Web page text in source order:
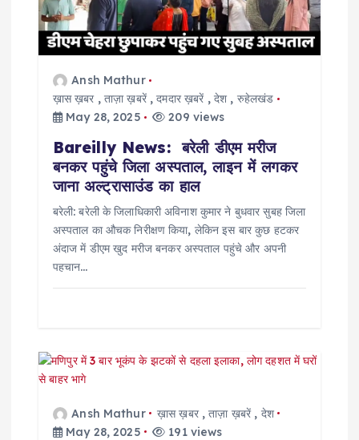
t
Ansh Mathur
ख़ास ख़बर ,ताज़ा ख़बरें,दमदार ख़बरें , देश , रुहेलखंड
May 28, 2025
209 views
Bareilly News: बरेली डीएम मरीज
बनकर पहुंचे जिला अस्पताल, लाइन में लगकर
जाना अल्ट्रासाउंड का हाल
बरेली: बरेली के जिलाधिकारी अविनाश कुमार ने बुधवार सुबह जिला
अस्पताल का औचक निरीक्षण किया, लेकिन इस बार कुछ हटकर
अंदाज में डीएम खुद मरीज बनकर अस्पताल पहुंचे और अपनी
पहचान…
Ansh Mathur ख़ास ख़बर,ताज़ा ख़बरें , देश
May 28, 2025
191 views